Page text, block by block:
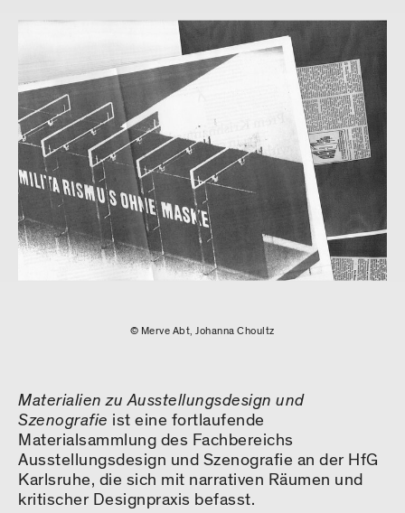
© Merve Abt, Johanna Choultz
Materialien zu Ausstellungsdesign und
Szenografie ist eine fortlaufende
Materialsammlung des Fachbereichs
Ausstellungsdesign und Szenografie an der HfG
Karlsruhe, die sich mit narrativen Räumen und
kritischer Designpraxis befasst.